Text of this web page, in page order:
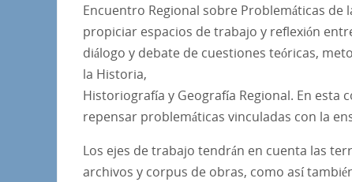
Encuentro Regional sobre Problemáticas de
propiciar espacios de trabajo y reflexión
diálogo y debate de cuestiones teóricas,
la Historia,
Historiografía y Geografía Regional. En
repensar problemáticas vinculadas con la
Los ejes de trabajo tendrán en cuenta las
archivos y corpus de obras, como así